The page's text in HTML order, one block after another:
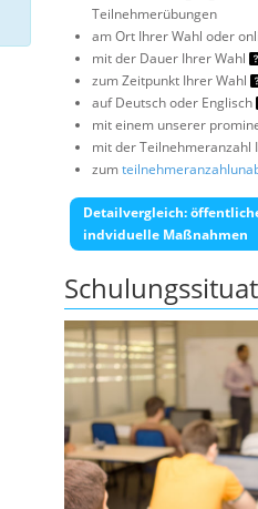
Teilnehmerübungen
am Ort Ihrer Wahl oder
mit der Dauer Ihrer Wahl
zum Zeitpunkt Ihrer Wahl
auf Deutsch oder Englisch
mit einem unserer
mit der Teilnehmeranzahl
zum
Detailvergleich:
indviduelle Maßnahmen